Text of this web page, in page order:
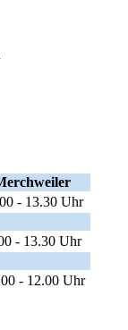
- 13.30 Uhr
- 13.30 Uhr
- 12.00 Uhr